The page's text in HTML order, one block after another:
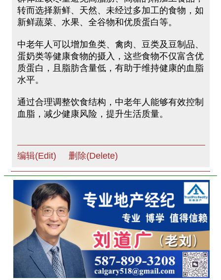
转而选择新鲜、天然、未经过多加工的食物，如
新鲜蔬菜、水果、全谷物和优质蛋白等。
中老年人可以增加鱼类、禽肉、豆类及豆制品、
蛋奶类等健康食物的摄入，这些食物不仅富含优
质蛋白，且脂肪含量低，有助于维持健康的血脂
水平。
通过合理调整饮食结构，中老年人能够有效控制
血脂，减少健康风险，提升生活质量。
编辑(Edit) 删除(Delete)